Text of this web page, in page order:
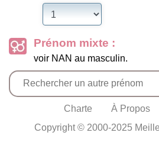
Prénom mixte :
voir NAN au masculin.
Charte À Propos
Copyright © 2000-2025